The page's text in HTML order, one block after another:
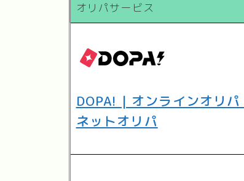
オリパサービス
DOPA! | オンラインオリパ
ネットオリパ